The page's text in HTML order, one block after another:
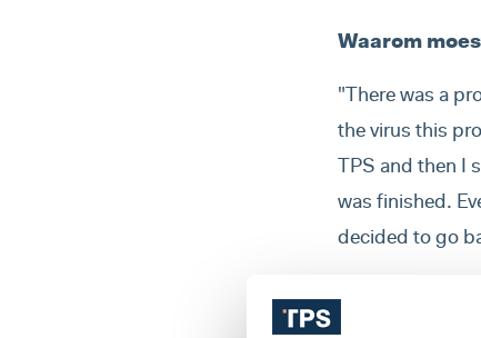
Waarom
"There was a
the virus this
TPS and then I
was finished.
decided to go